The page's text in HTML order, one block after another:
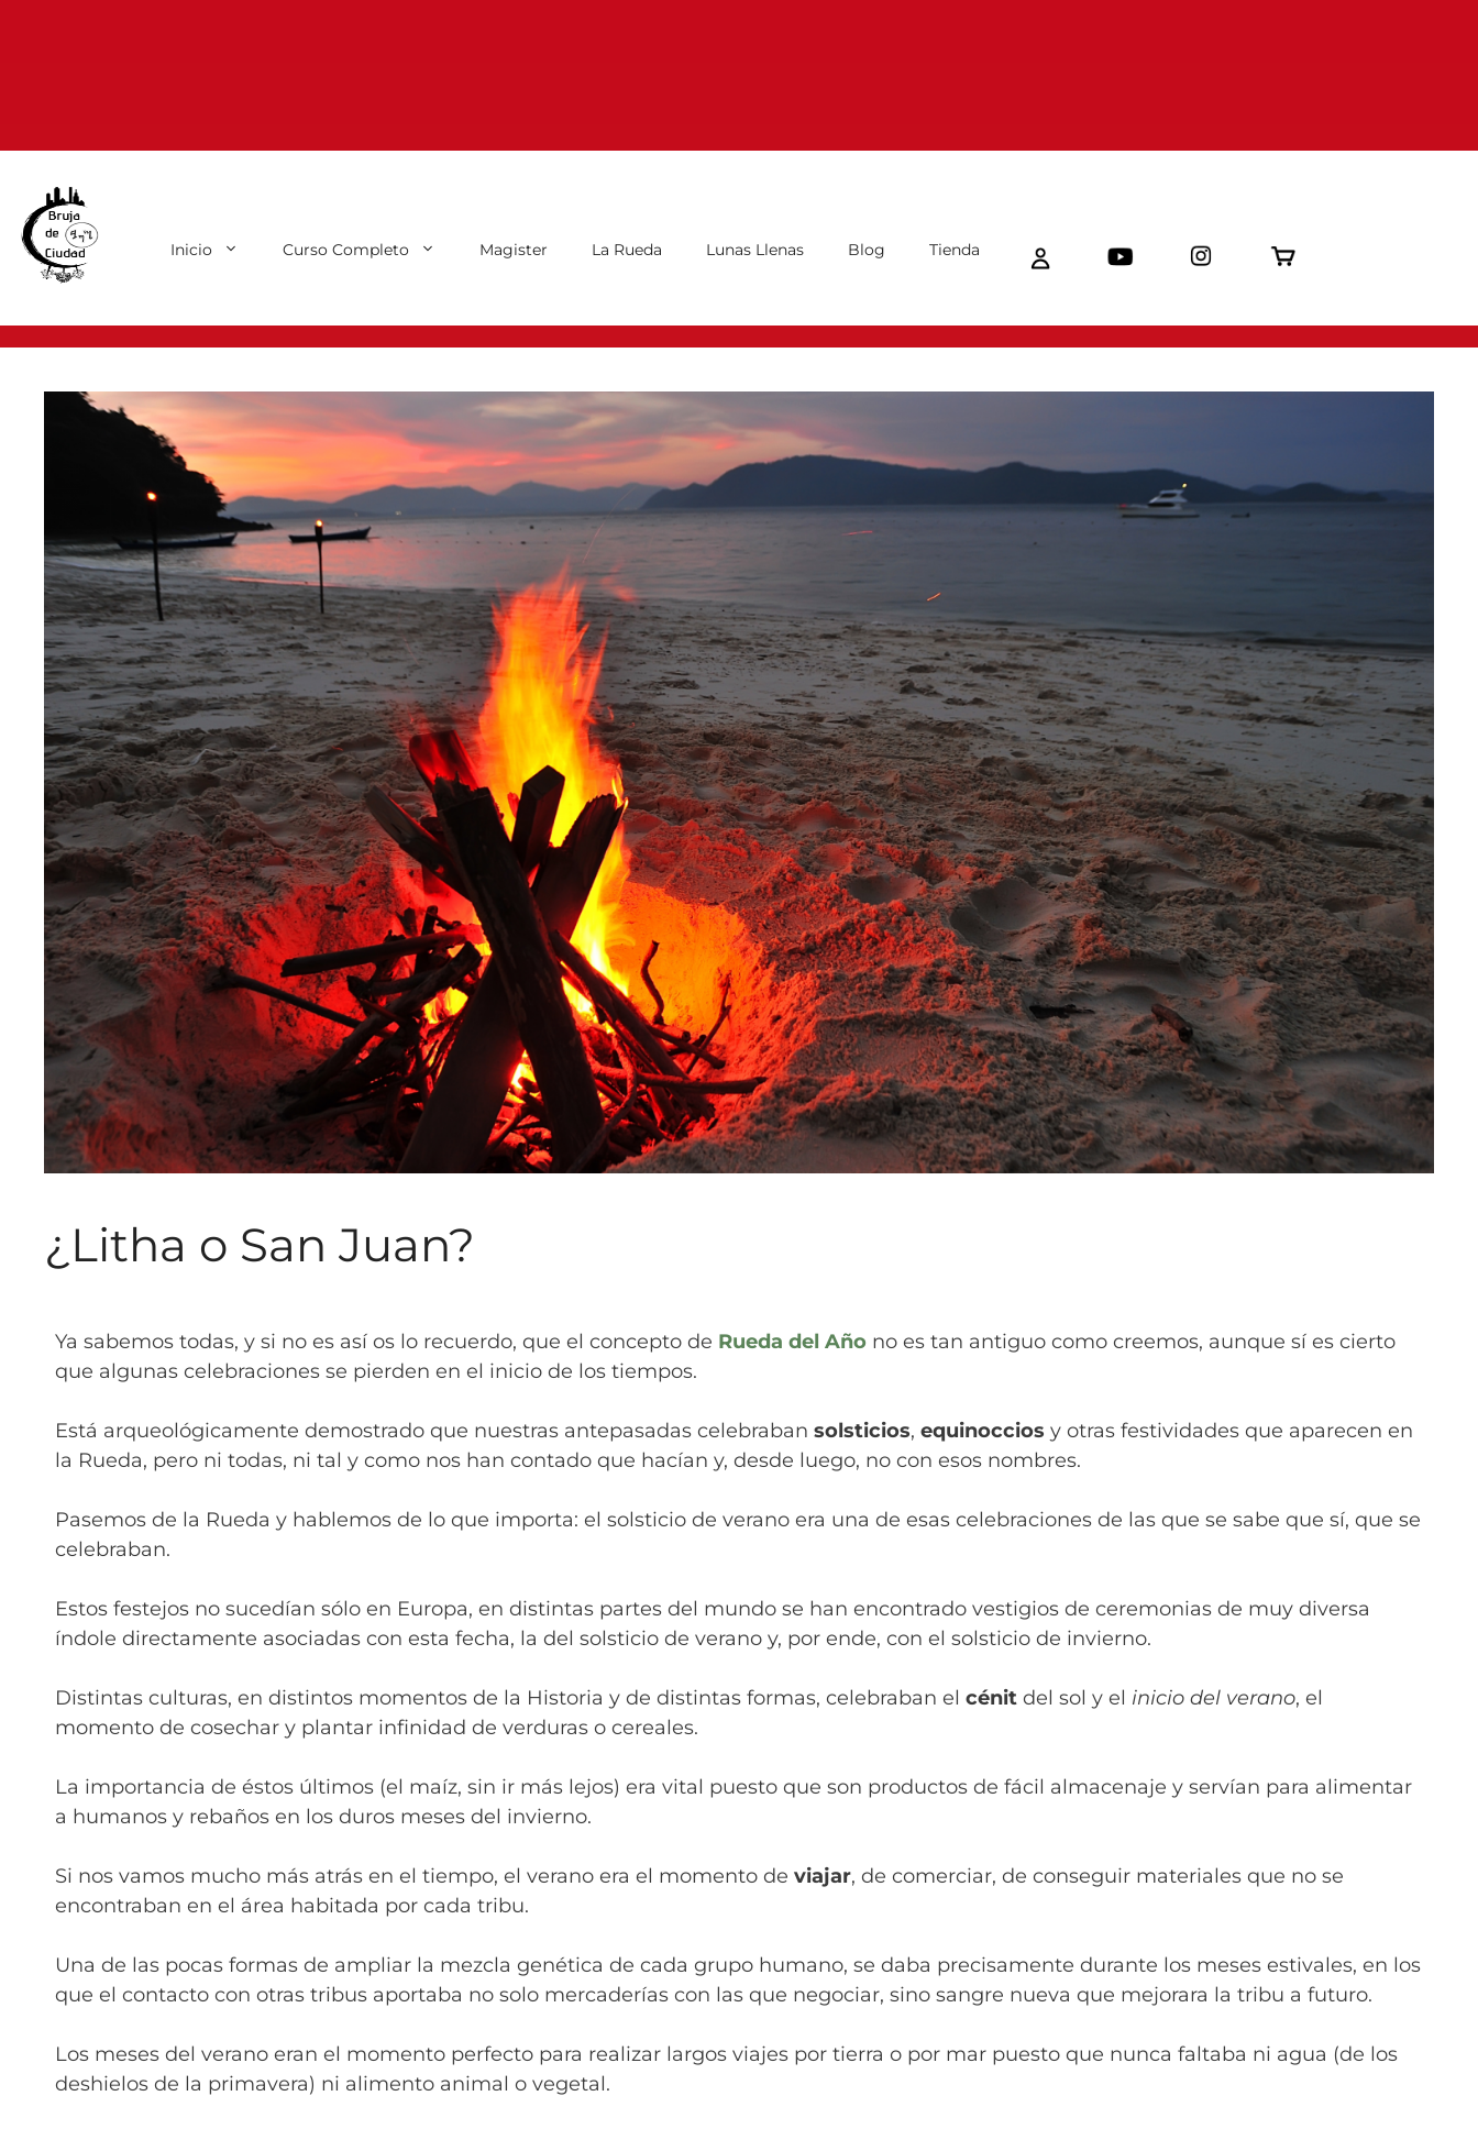
Inicio Curso Completo Magister La Rueda Lunas Llenas Blog Tienda
¿Litha o San Juan?
Ya sabemos todas, y si no es así os lo recuerdo, que el concepto de Rueda del Año no es tan antiguo como creemos, aunque sí es cierto
que algunas celebraciones se pierden en el inicio de los tiempos.
Está arqueológicamente demostrado que nuestras antepasadas celebraban solsticios, equinoccios y otras festividades que aparecen en
la Rueda, pero ni todas, ni tal y como nos han contado que hacían y, desde luego, no con esos nombres.
Pasemos de la Rueda y hablemos de lo que importa: el solsticio de verano era una de esas celebraciones de las que se sabe que sí, que se
celebraban.
Estos festejos no sucedían sólo en Europa, en distintas partes del mundo se han encontrado vestigios de ceremonias de muy diversa
índole directamente asociadas con esta fecha, la del solsticio de verano y, por ende, con el solsticio de invierno.
Distintas culturas, en distintos momentos de la Historia y de distintas formas, celebraban el cénit del sol y el inicio del verano, el
momento de cosechar y plantar infinidad de verduras o cereales.
La importancia de éstos últimos (el maíz, sin ir más lejos) era vital puesto que son productos de fácil almacenaje y servían para alimentar
a humanos y rebaños en los duros meses del invierno.
Si nos vamos mucho más atrás en el tiempo, el verano era el momento de viajar, de comerciar, de conseguir materiales que no se
encontraban en el área habitada por cada tribu.
Una de las pocas formas de ampliar la mezcla genética de cada grupo humano, se daba precisamente durante los meses estivales, en los
que el contacto con otras tribus aportaba no solo mercaderías con las que negociar, sino sangre nueva que mejorara la tribu a futuro.
Los meses del verano eran el momento perfecto para realizar largos viajes por tierra o por mar puesto que nunca faltaba ni agua (de los
deshielos de la primavera) ni alimento animal o vegetal.